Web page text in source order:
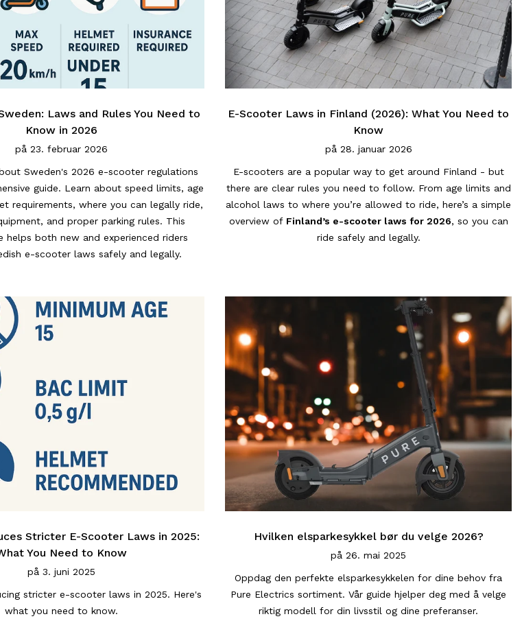
Laws and Rules You Need to
Know in 2026
på 23. februar 2026
Sweden's 2026 e-scooter regulations
guide. Learn about speed limits, age
requirements, where you can legally ride,
and proper parking rules. This
helps both new and experienced riders
e-scooter laws safely and legally.
E-Scooter Laws in Finland (2026): What You Need to
Know
på 28. januar 2026
E-scooters are a popular way to get around Finland - but
there are clear rules you need to follow. From age limits and
alcohol laws to where you’re allowed to ride, here’s a simple
overview of Finland’s e-scooter laws for 2026, so you can
ride safely and legally.
Stricter E-Scooter Laws in 2025:
You Need to Know
på 3. juni 2025
stricter e-scooter laws in 2025. Here's
what you need to know.
Hvilken elsparkesykkel bør du velge 2026?
på 26. mai 2025
Oppdag den perfekte elsparkesykkelen for dine behov fra
Pure Electrics sortiment. Vår guide hjelper deg med å velge
riktig modell for din livsstil og dine preferanser.